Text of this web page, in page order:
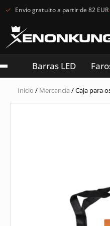
Envío gratuito a partir de 82 EUR
Barras LED
Inicio / Mercancía / Caja para